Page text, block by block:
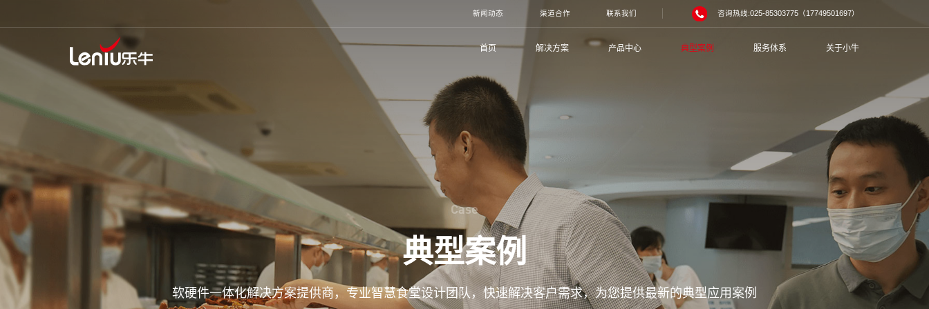
新闻动态 渠道合作 联系我们 咨询热线:025-85303775（17749501697）
首页 解决方案 产品中心 典型案例 服务体系 关于小牛
Case
典型案例
软硬件一体化解决方案提供商，专业智慧食堂设计团队，快速解决客户需求，为您提供最新的典型应用案例